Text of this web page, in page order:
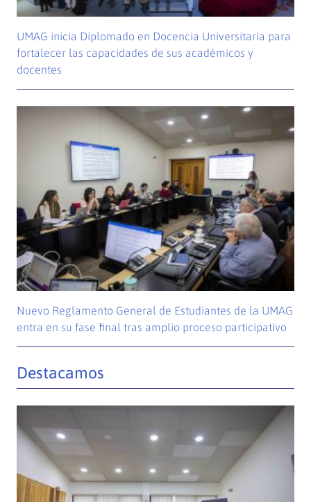
UMAG inicia Diplomado en Docencia Universitaria para
fortalecer las capacidades de sus académicos y
docentes
Nuevo Reglamento General de Estudiantes de la UMAG
entra en su fase final tras amplio proceso participativo
Destacamos